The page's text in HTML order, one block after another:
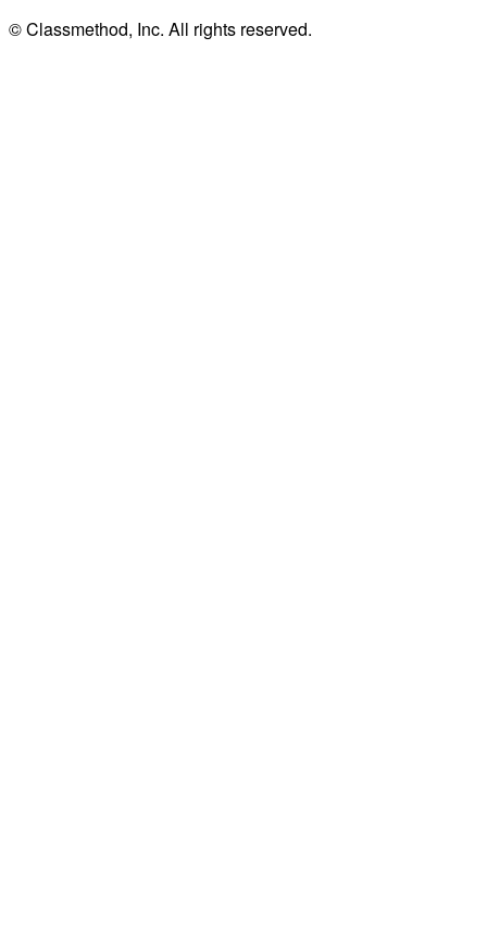
© Classmethod, Inc. All rights reserved.